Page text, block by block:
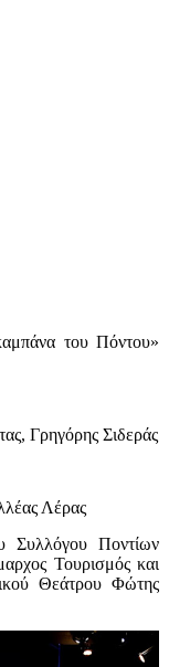
του Πόντου»
Γρηγόρης Σιδεράς
Λέρας
Συλλόγου Ποντίων
Τουρισμός και
Θεάτρου Φώτης